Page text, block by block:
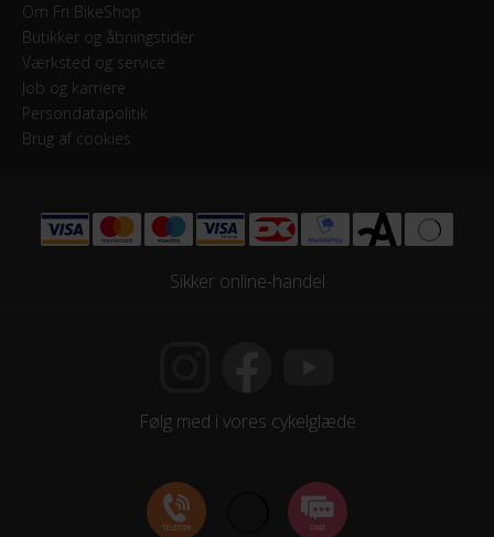
Om Fri BikeShop
Butikker og åbningstider
Værksted og service
Job og karriere
Persondatapolitik
Brug af cookies
Sikker online-handel
Følg med i vores cykelglæde